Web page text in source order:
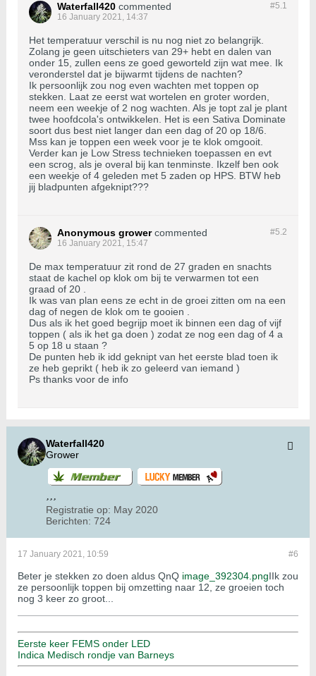
#5.1
Waterfall420 commented
16 January 2021, 14:37
Het temperatuur verschil is nu nog niet zo belangrijk.
Zolang je geen uitschieters van 29+ hebt en dalen van
onder 15, zullen eens ze goed geworteld zijn wat mee. Ik
veronderstel dat je bijwarmt tijdens de nachten?
Ik persoonlijk zou nog even wachten met toppen op
stekken. Laat ze eerst wat wortelen en groter worden,
neem een weekje of 2 nog wachten. Als je topt zal je plant
twee hoofdcola's ontwikkelen. Het is een Sativa Dominate
soort dus best niet langer dan een dag of 20 op 18/6.
Mss kan je toppen een week voor je te klok omgooit.
Verder kan je Low Stress technieken toepassen en evt
een scrog, als je overal bij kan tenminste. Ikzelf ben ook
een weekje of 4 geleden met 5 zaden op HPS. BTW heb
jij bladpunten afgeknipt???
#5.2
Anonymous grower commented
16 January 2021, 15:47
De max temperatuur zit rond de 27 graden en snachts
staat de kachel op klok om bij te verwarmen tot een
graad of 20 .
Ik was van plan eens ze echt in de groei zitten om na een
dag of negen de klok om te gooien .
Dus als ik het goed begrijp moet ik binnen een dag of vijf
toppen ( als ik het ga doen ) zodat ze nog een dag of 4 a
5 op 18 u staan ?
De punten heb ik idd geknipt van het eerste blad toen ik
ze heb geprikt ( heb ik zo geleerd van iemand )
Ps thanks voor de info
Waterfall420
Grower
Registratie op: May 2020
Berichten: 724
#6
17 January 2021, 10:59
Beter je stekken zo doen aldus QnQ image_392304.pngIIk zou
ze persoonlijk toppen bij omzetting naar 12, ze groeien toch
nog 3 keer zo groot...
Eerste keer FEMS onder LED
Indica Medisch rondje van Barneys